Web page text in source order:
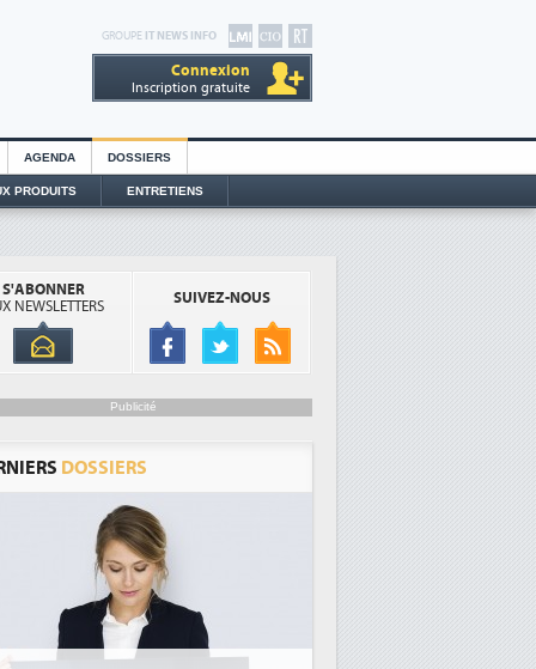
GROUPE IT NEWS INFO
Connexion
Inscription gratuite
AGENDA DOSSIERS
PRODUITS ENTRETIENS
S'ABONNER
NEWSLETTERS
SUIVEZ-NOUS
Publicité
DOSSIERS